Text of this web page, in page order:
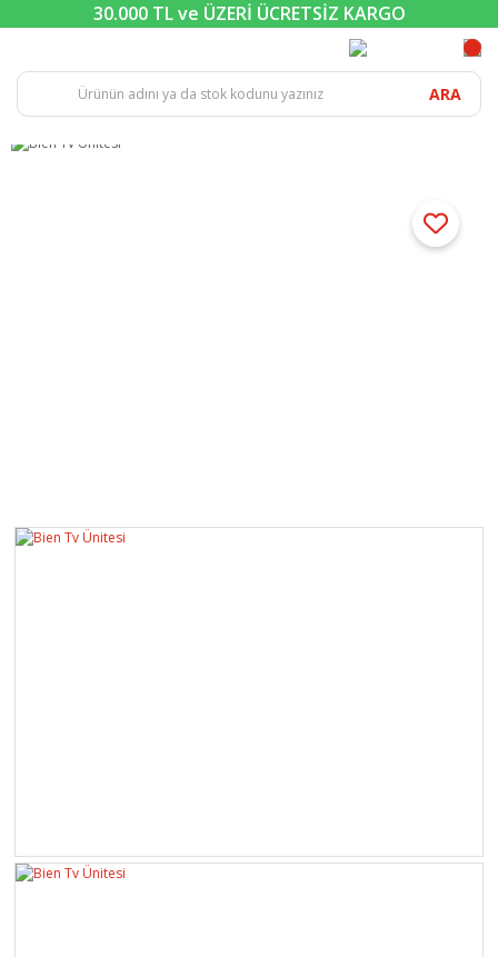
30.000 TL ve ÜZERİ ÜCRETSİZ KARGO
ARA